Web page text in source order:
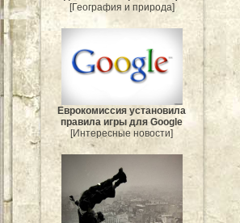
[География и природа]
Еврокомиссия установила
правила игры для Google
[Интересные новости]